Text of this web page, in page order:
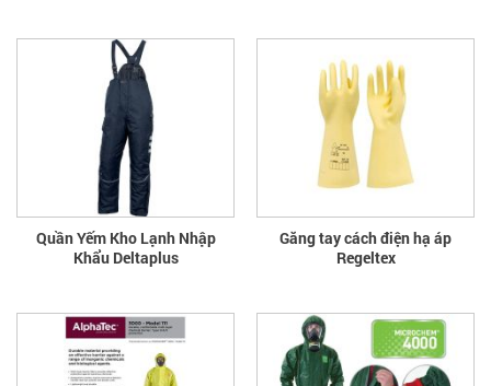
Quần Yếm Kho Lạnh Nhập
Khẩu Deltaplus
Găng tay cách điện hạ áp
Regeltex